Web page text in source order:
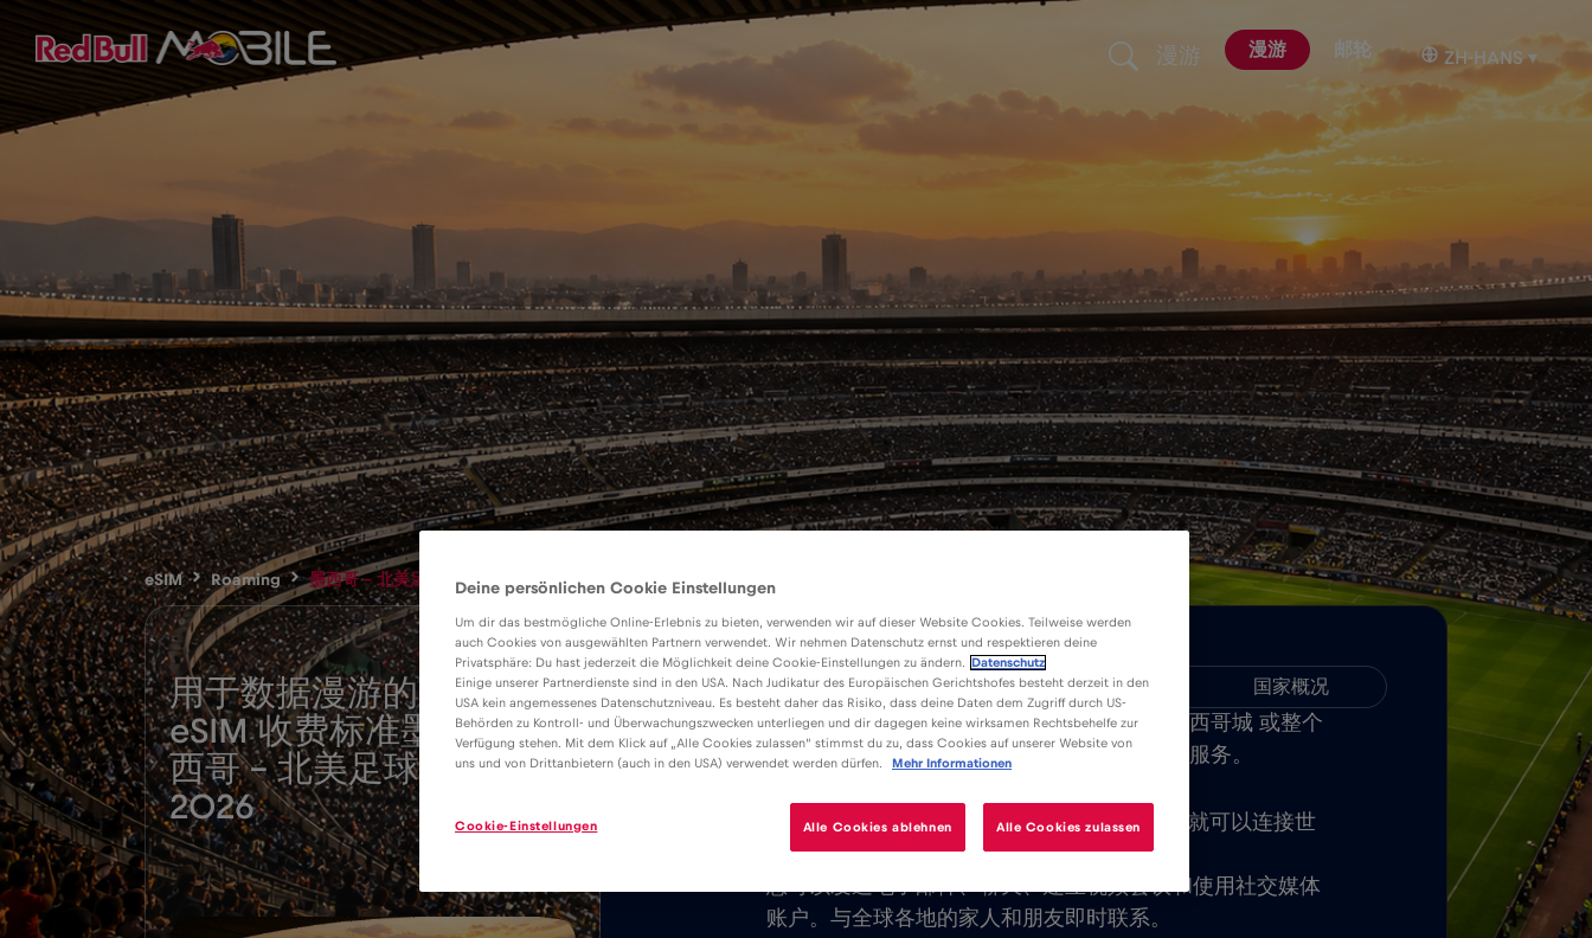
漫游 漫游 邮轮 ZH-HANS ▾
eSIM Roaming 墨西哥 – 北美足球 2026
用于数据漫游的
eSIM 收费标准墨
西哥 - 北美足球
2026
1€/GB
优势 优势 兼容性 国家概况
下载易于安装的 Red Bull MOBILE 应用程序，在墨西哥城 或整个
墨西哥 – 北美足球 2026 分别享受无限移动互联网服务。
我们从不收取基本费用。激活 eSIM 卡后，您就可以连接世
界，无需支付任何基本费或漫游费。
您可以发送电子邮件、聊天、建立视频会议和使用社交媒体
账户。与全球各地的家人和朋友即时联系。
Deine persönlichen Cookie Einstellungen
Um dir das bestmögliche Online-Erlebnis zu bieten, verwenden wir auf dieser Website Cookies. Teilweise werden
auch Cookies von ausgewählten Partnern verwendet. Wir nehmen Datenschutz ernst und respektieren deine
Privatsphäre: Du hast jederzeit die Möglichkeit deine Cookie-Einstellungen zu ändern.
Datenschutz
Einige unserer Partnerdienste sind in den USA. Nach Judikatur des Europäischen Gerichtshofes besteht derzeit in den
USA kein angemessenes Datenschutzniveau. Es besteht daher das Risiko, dass deine Daten dem Zugriff durch US-
Behörden zu Kontroll- und Überwachungszwecken unterliegen und dir dagegen keine wirksamen Rechtsbehelfe zur
Verfügung stehen. Mit dem Klick auf „Alle Cookies zulassen“ stimmst du zu, dass Cookies auf unserer Website von
uns und von Drittanbietern (auch in den USA) verwendet werden dürfen.
Mehr Informationen
Alle Cookies ablehnen Alle Cookies zulassen
Cookie-Einstellungen